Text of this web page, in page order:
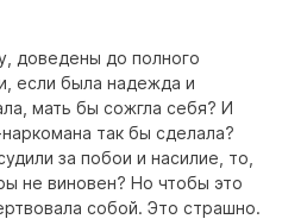
доведены до полного
если была надежда и
мать бы сожгла себя? И
так бы сделала?
за побои и насилие, то,
не виновен? Но чтобы это
собой. Это страшно.